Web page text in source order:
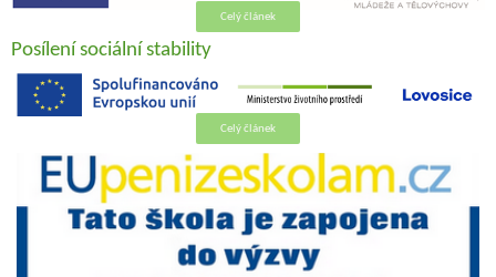
Celý článek
Posílení sociální stability
Celý článek